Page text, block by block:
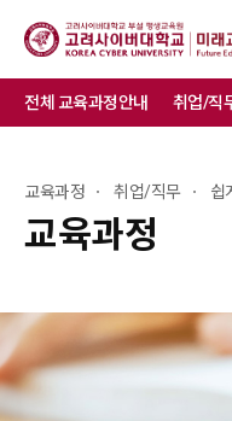
교육과정
교육과정 취업/직무 쉽
전체 교육과정안내 취업/직